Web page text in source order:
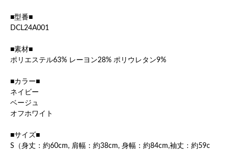
■型番■
DCL24A001
■素材■
ポリエステル63% レーヨン28% ポリウレタン9%
■カラー■
ネイビー
ベージュ
オフホワイト
■サイズ■
S（身丈：約60cm, 肩幅：約38cm, 身幅：約84cm,袖丈：約59c